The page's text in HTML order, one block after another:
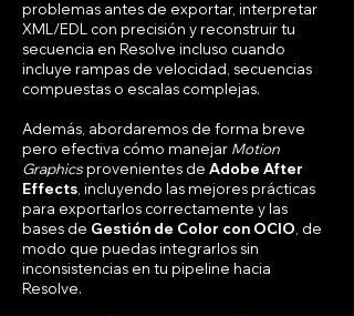
problemas antes de exportar, interpretar
XML/EDL con precisión y reconstruir tu
secuencia en Resolve incluso cuando
incluye rampas de velocidad, secuencias
compuestas o escalas complejas.
Además, abordaremos de forma breve
pero efectiva cómo manejar Motion
Graphicsprovenientes de Adobe After
Effects , incluyendo las mejores prácticas
para exportarlos correctamente y las
bases de Gestión de Color con OCIO , de
modo que puedas integrarlos sin
inconsistencias en tu pipeline hacia
Resolve.